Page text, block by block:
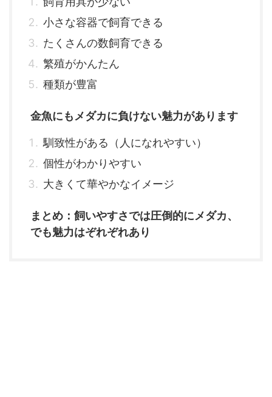
小さな容器で飼育できる
たくさんの数飼育できる
繁殖がかんたん
種類が豊富
金魚にもメダカに負けない魅力があります
馴致性がある（人になれやすい）
個性がわかりやすい
大きくて華やかなイメージ
まとめ：飼いやすさでは圧倒的にメダカ、
でも魅力はぞれぞれあり